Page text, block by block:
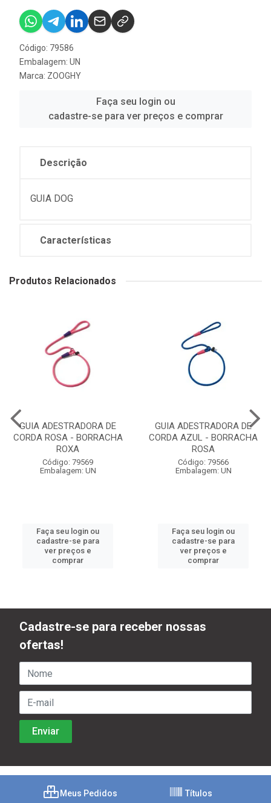
Código: 79586
Embalagem: UN
Marca: ZOOGHY
Faça seu login ou
cadastre-se para ver preços e comprar
Descrição
GUIA DOG
Características
Produtos Relacionados
GUIA ADESTRADORA DE
CORDA ROSA - BORRACHA
ROXA
Código: 79569
Embalagem: UN
Faça seu login ou
cadastre-se para
ver preços e
comprar
GUIA ADESTRADORA DE
CORDA AZUL - BORRACHA
ROSA
Código: 79566
Embalagem: UN
Faça seu login ou
cadastre-se para
ver preços e
comprar
Cadastre-se para receber nossas
ofertas!
Meus Pedidos Títulos